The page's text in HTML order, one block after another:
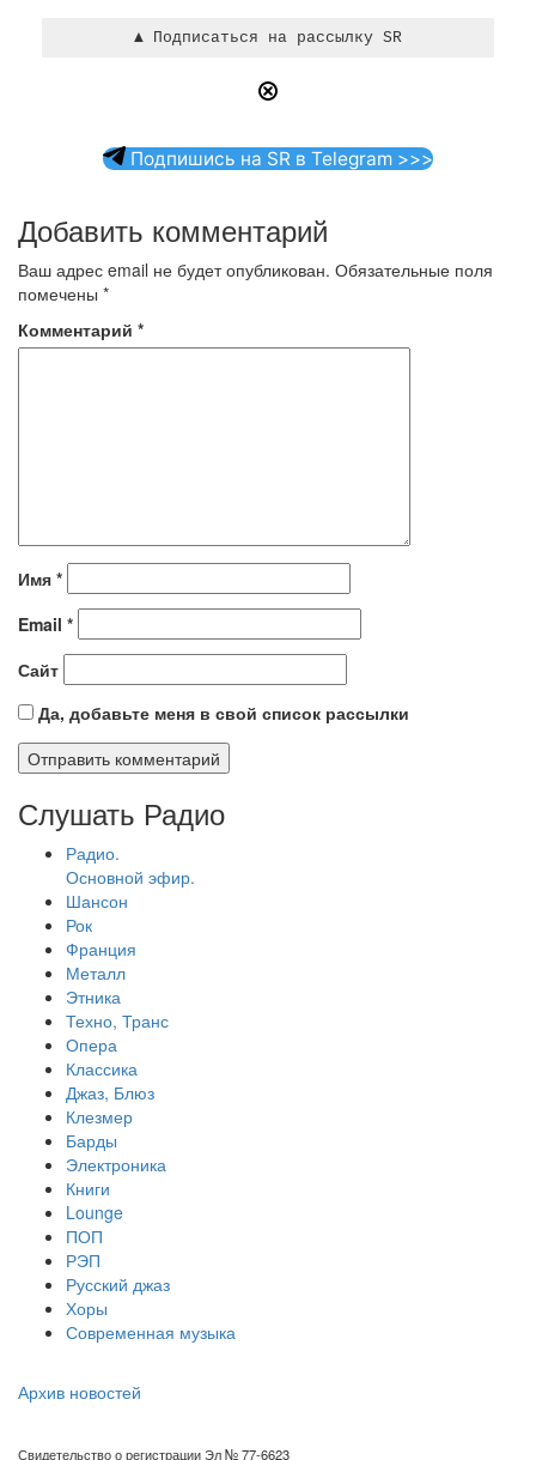
Подпишись на SR в Telegram >>>
Добавить комментарий
Ваш адрес email не будет опубликован. Обязательные поля
помечены *
Комментарий *
Имя *
Email *
Сайт
Да, добавьте меня в свой список рассылки
Слушать Радио
Радио.
Основной эфир.
Шансон
Рок
Франция
Металл
Этника
Техно, Транс
Опера
Классика
Джаз, Блюз
Клезмер
Барды
Электроника
Книги
Lounge
ПОП
РЭП
Русский джаз
Хоры
Современная музыка
Архив новостей
Свидетельство о регистрации Эл № 77-6623